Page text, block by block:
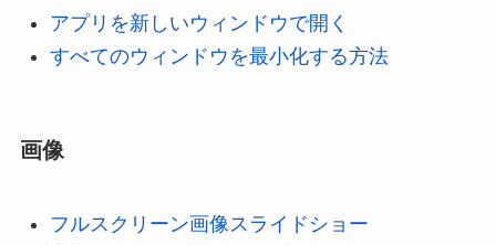
アプリを新しいウィンドウで開く
すべてのウィンドウを最小化する方法
画像
フルスクリーン画像スライドショー